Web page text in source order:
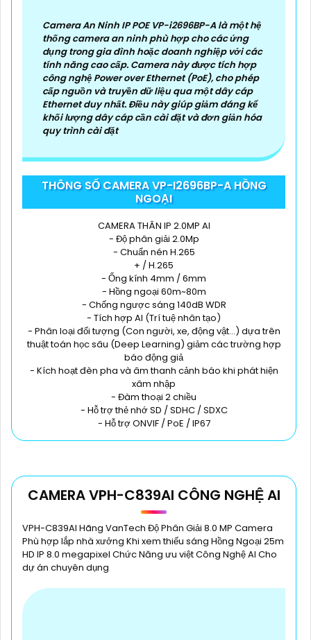
Camera An Ninh IP POE VP-i2696BP-A là một hệ
thống camera an ninh phù hợp cho các ứng
dụng trong gia đình hoặc doanh nghiệp với các
tính năng cao cấp. Camera này được tích hợp
công nghệ Power over Ethernet (PoE), cho phép
cấp nguồn và truyền dữ liệu qua một dây cáp
Ethernet duy nhất. Điều này giúp giảm đáng kể
khối lượng dây cáp cần cài đặt và đơn giản hóa
quy trình cài đặt
THÔNG SỐ CAMERA VP-I2696BP-A HỒNG
NGOẠI
CAMERA THÂN IP 2.0MP AI
- Độ phân giải 2.0Mp
- Chuẩn nén H.265
+ / H.265
- Ống kính 4mm / 6mm
- Hồng ngoại 60m~80m
- Chống ngược sáng 140dB WDR
- Tích hợp AI (Trí tuệ nhân tạo)
- Phân loại đối tượng (Con người, xe, động vật...) dựa trên
thuật toán học sâu (Deep Learning) giảm các trường hợp
báo động giả
- Kích hoạt đèn pha và âm thanh cảnh báo khi phát hiện
xâm nhập
- Đàm thoại 2 chiều
- Hỗ trợ thẻ nhớ SD / SDHC / SDXC
- Hỗ trợ ONVIF / PoE / IP67
CAMERA VPH-C839AI CÔNG NGHỆ AI
VPH-C839AI Hãng VanTech Độ Phân Giải 8.0 MP Camera
Phù hợp lắp nhà xưởng Khi xem thiếu sáng Hồng Ngoại 25m
HD IP 8.0 megapixel Chức Năng ưu việt Công Nghệ AI Cho
dự án chuyên dụng